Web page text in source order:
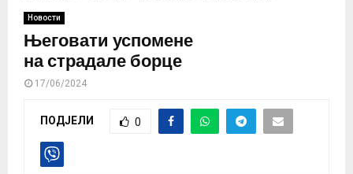
Новости
Његовати успомене
на страдале борце
17/06/2024
ПОДЈЕЛИ 0